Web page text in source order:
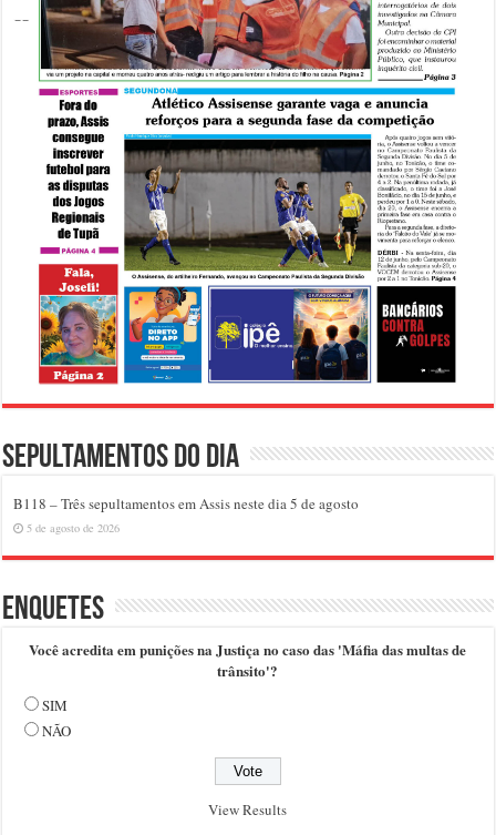
Sepultamentos do dia
B118 – Três sepultamentos em Assis neste dia 5 de agosto
5 de agosto de 2026
Enquetes
Você acredita em punições na Justiça no caso das 'Máfia das multas de
trânsito'?
SIM
NÃO
View Results